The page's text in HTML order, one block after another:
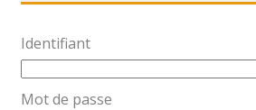
Identifiant
Mot de passe